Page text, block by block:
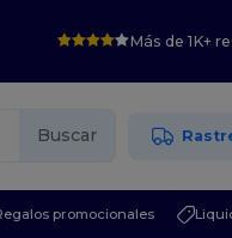
Más de 1K+
Buscar
promocionales